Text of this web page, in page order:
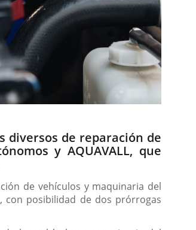
diversos de reparación de
y AQUAVALL, que
de vehículos y maquinaria del
con posibilidad de dos prórrogas